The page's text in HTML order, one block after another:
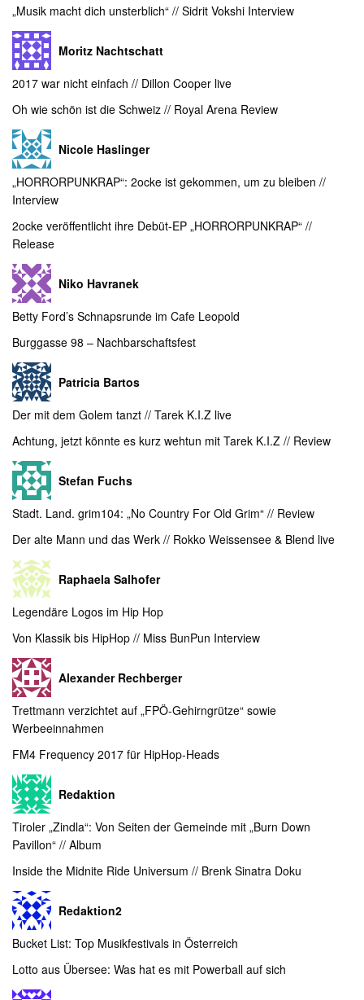
„Musik macht dich unsterblich“ // Sidrit Vokshi Interview
Moritz Nachtschatt
2017 war nicht einfach // Dillon Cooper live
Oh wie schön ist die Schweiz // Royal Arena Review
Nicole Haslinger
„HORRORPUNKRAP“: 2ocke ist gekommen, um zu bleiben //
Interview
2ocke veröffentlicht ihre Debüt-EP „HORRORPUNKRAP“ //
Release
Niko Havranek
Betty Ford’s Schnapsrunde im Cafe Leopold
Burggasse 98 – Nachbarschaftsfest
Patricia Bartos
Der mit dem Golem tanzt // Tarek K.I.Z live
Achtung, jetzt könnte es kurz wehtun mit Tarek K.I.Z // Review
Stefan Fuchs
Stadt. Land. grim104: „No Country For Old Grim“ // Review
Der alte Mann und das Werk // Rokko Weissensee & Blend live
Raphaela Salhofer
Legendäre Logos im Hip Hop
Von Klassik bis HipHop // Miss BunPun Interview
Alexander Rechberger
Trettmann verzichtet auf „FPÖ-Gehirngrütze“ sowie
Werbeeinnahmen
FM4 Frequency 2017 für HipHop-Heads
Redaktion
Tiroler „Zindla“: Von Seiten der Gemeinde mit „Burn Down
Pavillon“ // Album
Inside the Midnite Ride Universum // Brenk Sinatra Doku
Redaktion2
Bucket List: Top Musikfestivals in Österreich
Lotto aus Übersee: Was hat es mit Powerball auf sich